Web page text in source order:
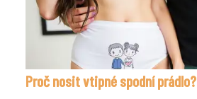
Proč nosit vtipné spodní prádlo?